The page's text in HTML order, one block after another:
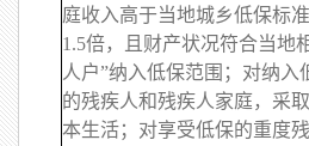
庭收入高于当地城乡低保标
1.5倍，且财产状况符合当地
人户”纳入低保范围；对纳入
的残疾人和残疾人家庭，采
本生活；对享受低保的重度